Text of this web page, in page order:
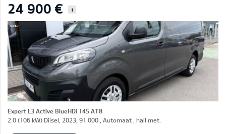
24 900 € i
Expert L3 Active BlueHDi 145 AT8
2.0 (106 kW) Diisel, 2023, 91 000 , Automaat , hall met.